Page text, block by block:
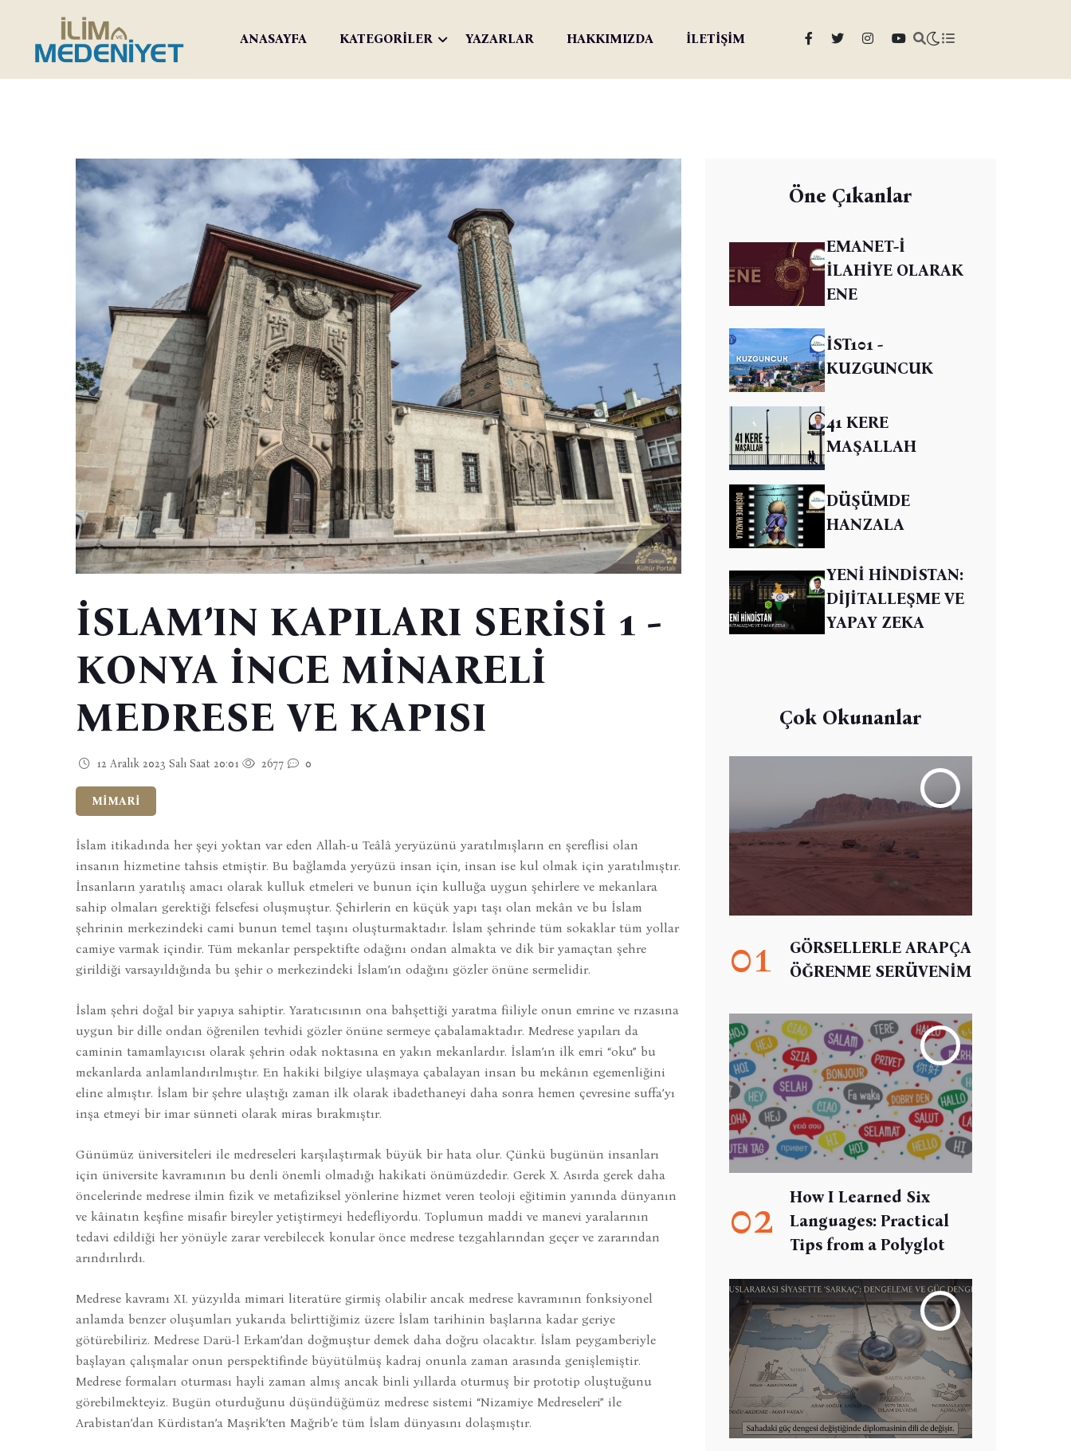
ANASAYFA KATEGORİLER YAZARLAR HAKKIMIZDA İLETİŞİM
İSLAM’IN KAPILARI SERİSİ 1 -
KONYA İNCE MİNARELİ
MEDRESE VE KAPISI
12 Aralık 2023 Salı Saat 20:01 2677 0
MİMARİ
İslam itikadında her şeyi yoktan var eden Allah-u Teâlâ yeryüzünü yaratılmışların en şereflisi olan
insanın hizmetine tahsis etmiştir. Bu bağlamda yeryüzü insan için, insan ise kul olmak için yaratılmıştır.
İnsanların yaratılış amacı olarak kulluk etmeleri ve bunun için kulluğa uygun şehirlere ve mekanlara
sahip olmaları gerektiği felsefesi oluşmuştur. Şehirlerin en küçük yapı taşı olan mekân ve bu İslam
şehrinin merkezindeki cami bunun temel taşını oluşturmaktadır. İslam şehrinde tüm sokaklar tüm yollar
camiye varmak içindir. Tüm mekanlar perspektifte odağını ondan almakta ve dik bir yamaçtan şehre
girildiği varsayıldığında bu şehir o merkezindeki İslam’ın odağını gözler önüne sermelidir.
İslam şehri doğal bir yapıya sahiptir. Yaratıcısının ona bahşettiği yaratma fiiliyle onun emrine ve rızasına
uygun bir dille ondan öğrenilen tevhidi gözler önüne sermeye çabalamaktadır. Medrese yapıları da
caminin tamamlayıcısı olarak şehrin odak noktasına en yakın mekanlardır. İslam’ın ilk emri “oku” bu
mekanlarda anlamlandırılmıştır. En hakiki bilgiye ulaşmaya çabalayan insan bu mekânın egemenliğini
eline almıştır. İslam bir şehre ulaştığı zaman ilk olarak ibadethaneyi daha sonra hemen çevresine suffa’yı
inşa etmeyi bir imar sünneti olarak miras bırakmıştır.
Günümüz üniversiteleri ile medreseleri karşılaştırmak büyük bir hata olur. Çünkü bugünün insanları
için üniversite kavramının bu denli önemli olmadığı hakikati önümüzdedir. Gerek X. Asırda gerek daha
öncelerinde medrese ilmin fizik ve metafiziksel yönlerine hizmet veren teoloji eğitimin yanında dünyanın
ve kâinatın keşfine misafir bireyler yetiştirmeyi hedefliyordu. Toplumun maddi ve manevi yaralarının
tedavi edildiği her yönüyle zarar verebilecek konular önce medrese tezgahlarından geçer ve zararından
arındırılırdı.
Medrese kavramı XI. yüzyılda mimari literatüre girmiş olabilir ancak medrese kavramının fonksiyonel
anlamda benzer oluşumları yukarıda belirttiğimiz üzere İslam tarihinin başlarına kadar geriye
götürebiliriz. Medrese Darü-l Erkam’dan doğmuştur demek daha doğru olacaktır. İslam peygamberiyle
başlayan çalışmalar onun perspektifinde büyütülmüş kadraj onunla zaman arasında genişlemiştir.
Medrese formaları oturması hayli zaman almış ancak binli yıllarda oturmuş bir prototip oluştuğunu
görebilmekteyiz. Bugün oturduğunu düşündüğümüz medrese sistemi “Nizamiye Medreseleri” ile
Arabistan’dan Kürdistan’a Maşrik’ten Mağrib’e tüm İslam dünyasını dolaşmıştır.
Öne Çıkanlar
EMANET-İ
İLAHİYE OLARAK
ENE
İST101 -
KUZGUNCUK
41 KERE
MAŞALLAH
DÜŞÜMDE
HANZALA
YENİ HİNDİSTAN:
DİJİTALLEŞME VE
YAPAY ZEKA
Çok Okunanlar
01
GÖRSELLERLE ARAPÇA
ÖĞRENME SERÜVENİM
02
How I Learned Six
Languages: Practical
Tips from a Polyglot